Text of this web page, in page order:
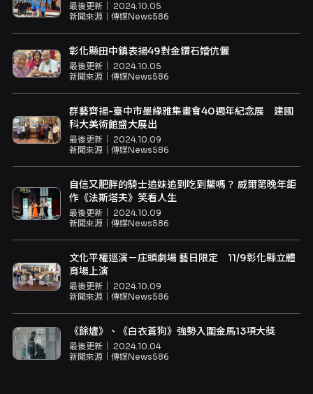
最後更新｜ 2024.10.05
新聞來源｜ 傳媒News586
彰化縣田中鎮表揚49對金鑽石婚伉儷
最後更新｜ 2024.10.05
新聞來源｜ 傳媒News586
群藝齊揚-臺中市墨緣雅集畫會40週年紀念展 建國
科大美術館盛大展出
最後更新｜ 2024.10.09
新聞來源｜ 傳媒News586
自信又肥胖的騎士追妹追到吃到鱉嗎？ 威爾第晚年鉅
作《法斯塔夫》笑看人生
最後更新｜ 2024.10.09
新聞來源｜ 傳媒News586
文化平權巡演－庄頭劇場 藝日限定 11/9彰化縣立體
育場上演
最後更新｜ 2024.10.09
新聞來源｜ 傳媒News586
《餘燼》、《白衣蒼狗》強勢入圍金馬13項大獎
最後更新｜ 2024.10.04
新聞來源｜ 傳媒News586